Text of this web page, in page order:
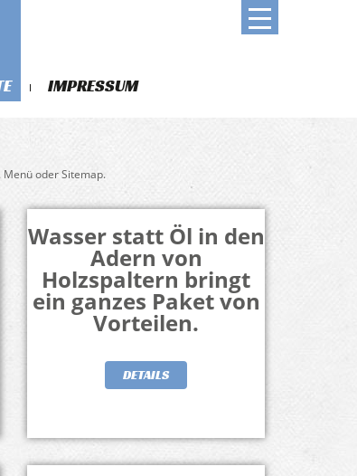
IMPRESSUM
oder Sitemap.
Wasser statt Öl in den
Adern von
Holzspaltern bringt
ein ganzes Paket von
Vorteilen.
DETAILS